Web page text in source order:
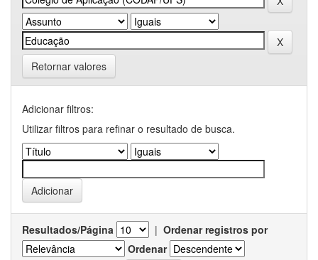
Retornar valores
Adicionar filtros:
Utilizar filtros para refinar o resultado de busca.
Resultados/Página | Ordenar registros por
Ordenar